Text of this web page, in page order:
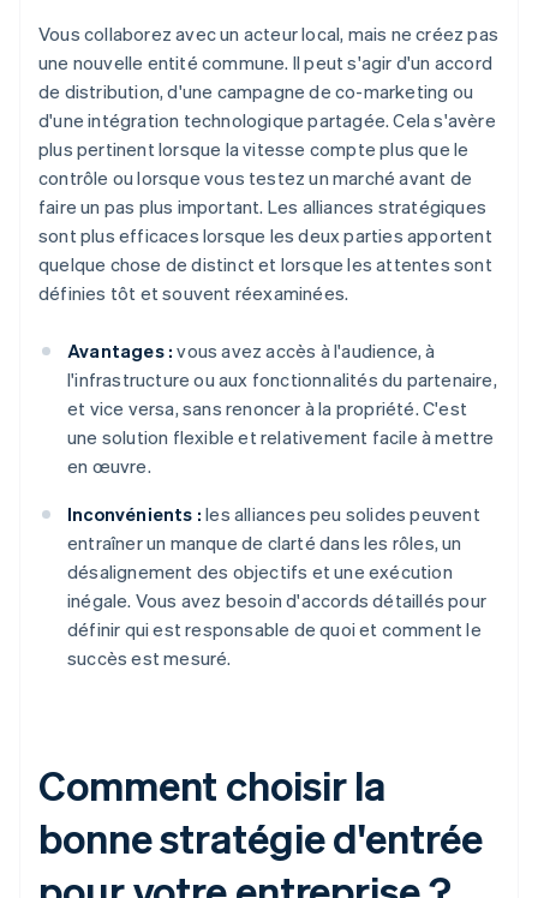
Vous collaborez avec un acteur local, mais ne créez pas
une nouvelle entité commune. Il peut s'agir d'un accord
de distribution, d'une campagne de co-marketing ou
d'une intégration technologique partagée. Cela s'avère
plus pertinent lorsque la vitesse compte plus que le
contrôle ou lorsque vous testez un marché avant de
faire un pas plus important. Les alliances stratégiques
sont plus efficaces lorsque les deux parties apportent
quelque chose de distinct et lorsque les attentes sont
définies tôt et souvent réexaminées.
Avantages : vous avez accès à l'audience, à
l'infrastructure ou aux fonctionnalités du partenaire,
et vice versa, sans renoncer à la propriété. C'est
une solution flexible et relativement facile à mettre
en œuvre.
Inconvénients : les alliances peu solides peuvent
entraîner un manque de clarté dans les rôles, un
désalignement des objectifs et une exécution
inégale. Vous avez besoin d'accords détaillés pour
définir qui est responsable de quoi et comment le
succès est mesuré.
Comment choisir la
bonne stratégie d'entrée